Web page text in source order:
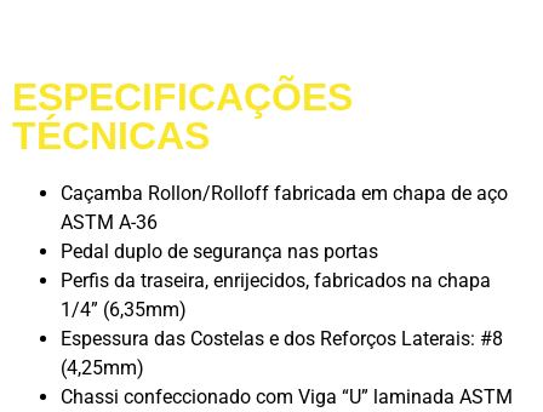
ESPECIFICAÇÕES
TÉCNICAS
Caçamba Rollon/Rolloff fabricada em chapa de aço
ASTM A-36
Pedal duplo de segurança nas portas
Perfis da traseira, enrijecidos, fabricados na chapa
1/4” (6,35mm)
Espessura das Costelas e dos Reforços Laterais: #8
(4,25mm)
Chassi confeccionado com Viga “U” laminada ASTM